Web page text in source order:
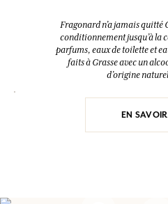
Fragonard n’a jamais quitté
conditionnement jusqu’à la
parfums, eaux de toilette et
faits à Grasse avec un
d’origine
EN